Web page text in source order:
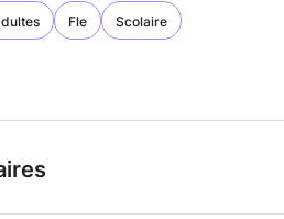
Fle Scolaire